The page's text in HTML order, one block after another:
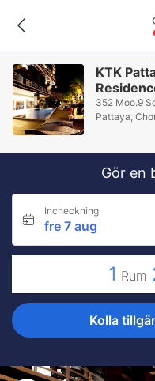
KTK
352 Moo.9
Pattaya,
Gör en
Incheckning
fre 7 aug
1 Rum
Kolla